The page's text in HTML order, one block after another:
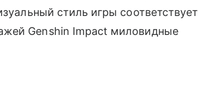
стиль игры соответствует
Genshin Impact миловидные